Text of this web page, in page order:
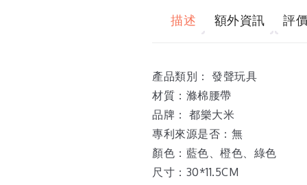
描述 額外資訊 評
產品類別： 發聲玩具
材質：滌棉腰帶
品牌： 都樂大米
專利來源是否：無
顏色：藍色、橙色、綠色
尺寸：30*11.5CM